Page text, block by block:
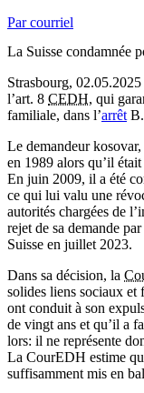
Par courriel
La Suisse condamnée
Strasbourg,
l’art. 8 CEDH, qui
familiale, dans l’arrêt
Le demandeur
en 1989 alors qu’il
En juin 2009, il a été
ce qui lui valu une
autorités chargées de
rejet de sa demande
Suisse en juillet 2023.
Dans sa décision, la
solides liens sociaux et
ont conduit à son
de vingt ans et qu’il a
lors: il ne représente
La CourEDH estime
suffisamment mis en